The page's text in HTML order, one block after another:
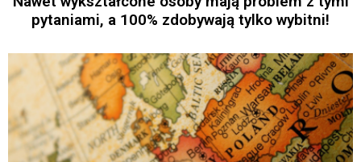
pytaniami, a 100% zdobywają tylko wybitni!